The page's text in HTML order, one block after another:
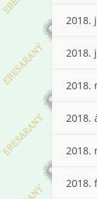
2018.
2018.
2018.
2018.
2018.
2018.